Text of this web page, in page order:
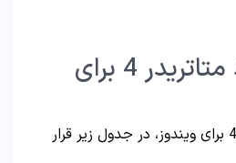
جزییات دانلود متاتریدر 4 برای
جزییات دانلود متاتریدر 4 برای ویندوز، در جدول زیر قرار